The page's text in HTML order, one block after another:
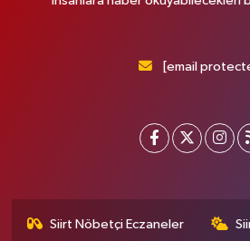
[email
Siirt Nöbetçi Eczaneler